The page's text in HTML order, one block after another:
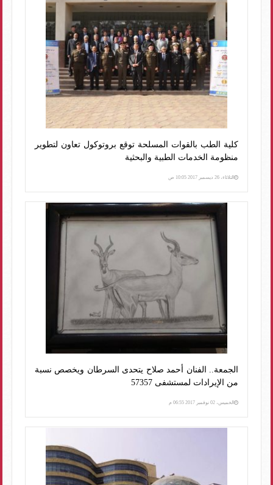
كلية الطب بالقوات المسلحة توقع بروتوكول تعاون لتطوير
منظومة الخدمات الطبية والبحثية
الثلاثاء، 26 ديسمبر 2017 10:05 ص
الجمعة.. الفنان أحمد صلاح يتحدى السرطان ويخصص نسبة
من الإيرادات لمستشفى 57357
الخميس، 02 نوفمبر 2017 06:55 م